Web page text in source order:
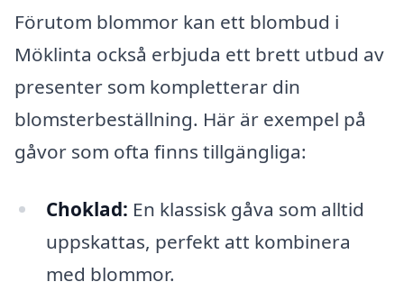
Förutom blommor kan ett blombud i
Möklinta också erbjuda ett brett utbud av
presenter som kompletterar din
blomsterbeställning. Här är exempel på
gåvor som ofta finns tillgängliga:
Choklad: En klassisk gåva som alltid
uppskattas, perfekt att kombinera
med blommor.